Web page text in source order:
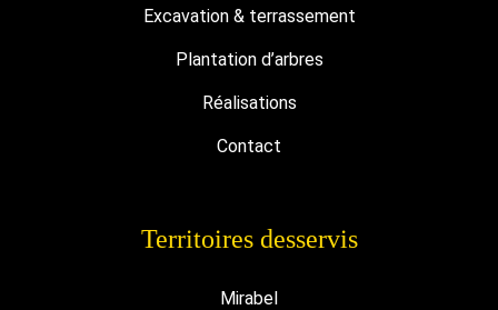
Excavation & terrassement
Plantation d’arbres
Réalisations
Contact
Territoires desservis
Mirabel